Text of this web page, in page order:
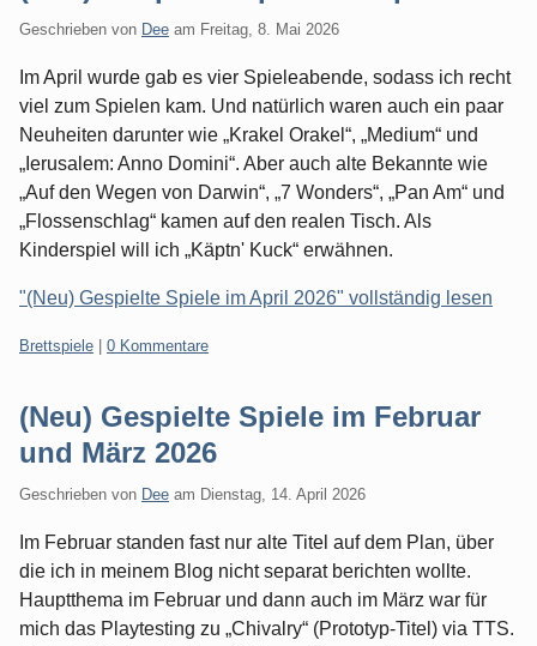
Geschrieben von Dee am Freitag, 8. Mai 2026
Im April wurde gab es vier Spieleabende, sodass ich recht
viel zum Spielen kam. Und natürlich waren auch ein paar
Neuheiten darunter wie „Krakel Orakel“, „Medium“ und
„Ierusalem: Anno Domini“. Aber auch alte Bekannte wie
„Auf den Wegen von Darwin“, „7 Wonders“, „Pan Am“ und
„Flossenschlag“ kamen auf den realen Tisch. Als
Kinderspiel will ich „Käptn' Kuck“ erwähnen.
"(Neu) Gespielte Spiele im April 2026" vollständig lesen
Kategorien:
Brettspiele 0 Kommentare
(Neu) Gespielte Spiele im Februar
und März 2026
Geschrieben von Dee am Dienstag, 14. April 2026
Im Februar standen fast nur alte Titel auf dem Plan, über
die ich in meinem Blog nicht separat berichten wollte.
Hauptthema im Februar und dann auch im März war für
mich das Playtesting zu „Chivalry“ (Prototyp-Titel) via TTS.